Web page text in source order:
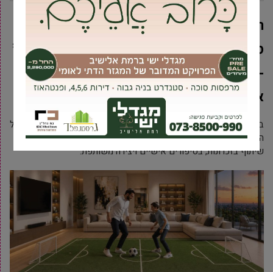
השבוע התקיימה תערוכת סיום במסגרת
מעורבות אישית ‘סיפורי סבתא – פרויקט בין דורי’
– בין דור הוותיקים בגבעת שמואל לבנות מגמת
אמנות מאולפנת אמית גבעת שמואל.
במהלך השנה נפגשו התלמידות אחת לשבוע -במועדון שנמצא ב’בית על
הגבעה’, המפגשים כללו שיח קבוצתי ואישי סביב תמונות, ביקורי בית,
שיתוף בזכרונות, בסיפורים אישיים ויצירה משותפת.